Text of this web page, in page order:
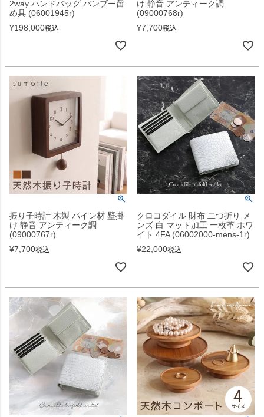
2way ハンドバッグ バンブー留
め具 (06001945r)
¥198,000税込
け 静音 アンティーク調
(09000768r)
¥7,700税込
振り子時計 木製 パイン材 壁掛
け 静音 アンティーク調
(09000767r)
¥7,700税込
クロコダイル 財布 二つ折り メ
ンズ 白 マット加工 一枚革 ホワ
イト 4FA (06002000-mens-1r)
¥22,000税込